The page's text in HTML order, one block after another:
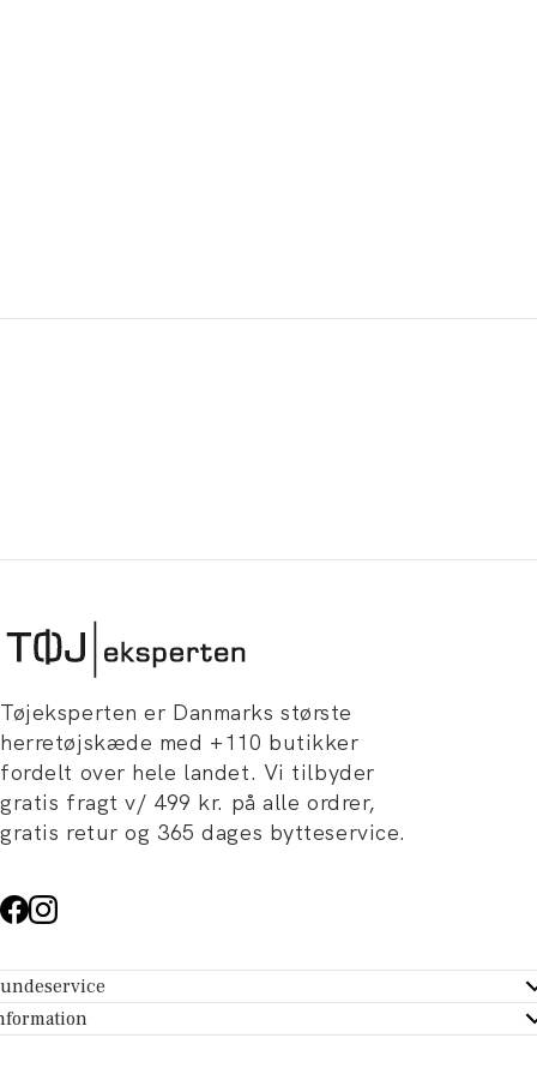
Tøjeksperten er Danmarks største
herretøjskæde med +110 butikker
fordelt over hele landet. Vi tilbyder
gratis fragt v/ 499 kr. på alle ordrer,
gratis retur og 365 dages bytteservice.
- Hjælpecenter
Tøjeksperten